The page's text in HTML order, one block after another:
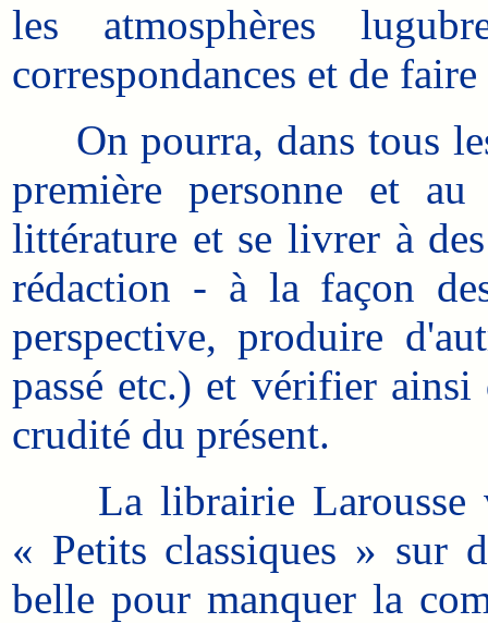
les atmosphères
correspondances et de
On pourra, dans tous
première personne et
littérature et se livrer à
rédaction - à la façon
perspective, produire
passé etc.) et vérifier
crudité du présent.
La librairie Larousse
« Petits classiques » sur
belle pour manquer la